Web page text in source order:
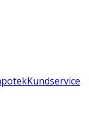
Kundservice